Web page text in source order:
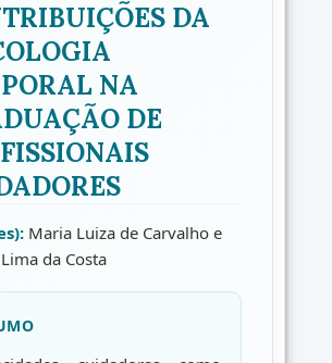
DA
NA
DE
Maria Luiza de Carvalho e
da Costa